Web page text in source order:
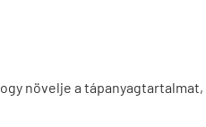
növelje a